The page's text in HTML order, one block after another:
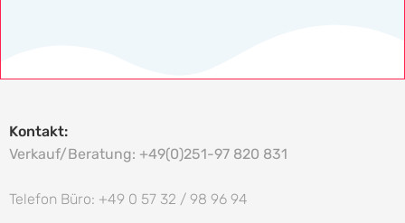
Kontakt:
Verkauf/Beratung: +49(0)251-97 820 831
Telefon Büro: +49 0 57 32 / 98 96 94